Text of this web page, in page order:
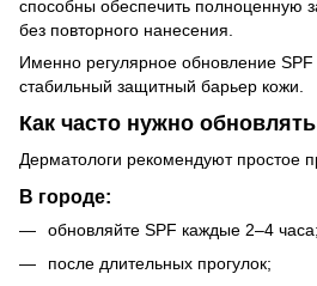
способны обеспечить полноценную
без повторного нанесения.
Именно регулярное обновление
стабильный защитный барьер кожи.
Как часто нужно
Дерматологи рекомендуют простое
В городе:
обновляйте SPF каждые 2–4 часа;
после длительных прогулок;